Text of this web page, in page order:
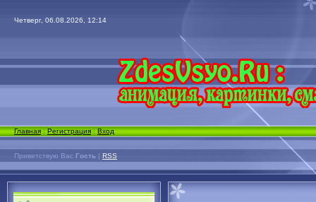
Четверг, 06.08.2026, 12:14
Главная|Регистрация|Вход
Приветствую Вас Гость | RSS